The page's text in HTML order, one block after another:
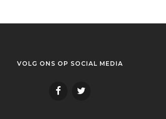
VOLG ONS OP SOCIAL MEDIA